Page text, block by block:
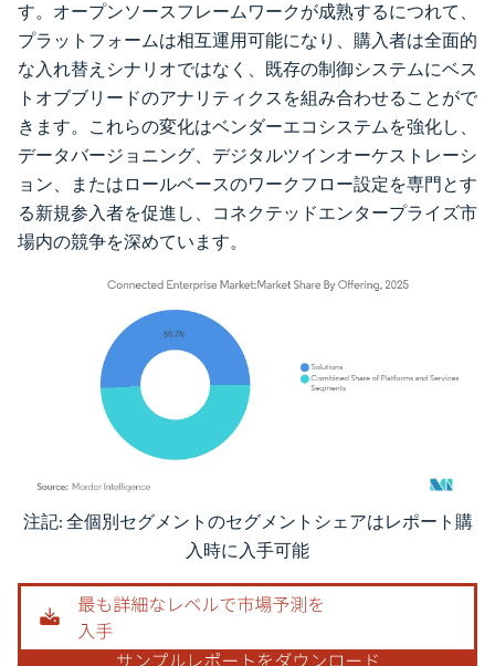
す。オープンソースフレームワークが成熟するにつれて、
プラットフォームは相互運用可能になり、購入者は全面的
な入れ替えシナリオではなく、既存の制御システムにベス
トオブブリードのアナリティクスを組み合わせることがで
きます。これらの変化はベンダーエコシステムを強化し、
データバージョニング、デジタルツインオーケストレーシ
ョン、またはロールベースのワークフロー設定を専門とす
る新規参入者を促進し、コネクテッドエンタープライズ市
場内の競争を深めています。
画像 © Mordor Intelligence。再利用にはCC BY 4.0の表示が必要です。
注記: 全個別セグメントのセグメントシェアはレポート購
入時に入手可能